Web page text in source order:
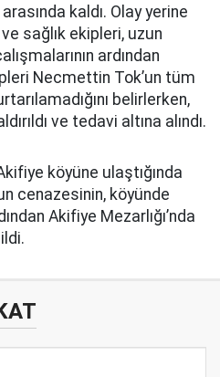
kaldı. Olay yerine
sağlık ekipleri, uzun
ardından
Necmettin Tok’un tüm
belirlerken,
ve tedavi altına alındı.
köyüne ulaştığında
cenazesinin, köyünde
Akifiye Mezarlığı’nda